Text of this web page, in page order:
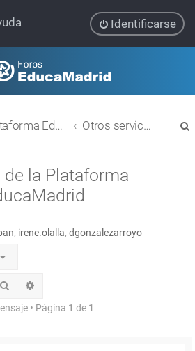
Identificarse
Plataforma Educativa EducaMadrid Otros servicios
la Plataforma
, irene.olalla, dgonzalezarroyo
Buscar
• Página 1 de 1